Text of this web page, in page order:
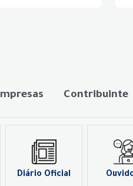
Contribuinte
Diário Oficial